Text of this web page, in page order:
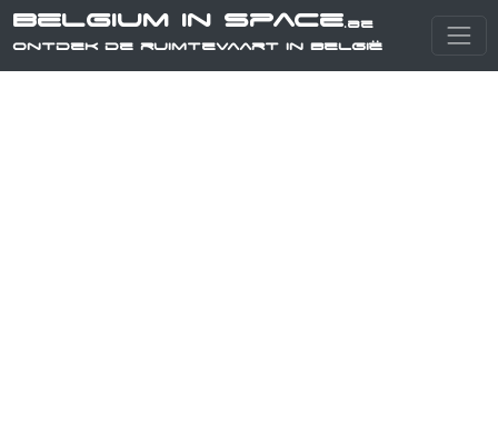
Belgium in Space.be
Ontdek de ruimtevaart in België